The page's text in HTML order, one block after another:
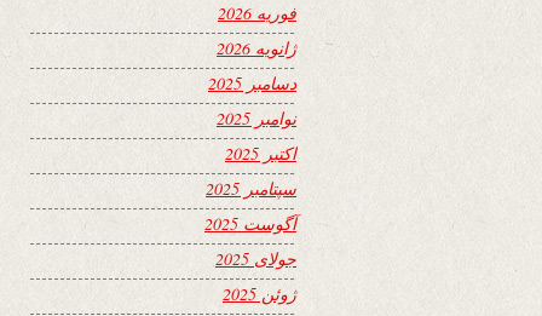
فوریه 2026
ژانویه 2026
دسامبر 2025
نوامبر 2025
اکتبر 2025
سپتامبر 2025
آگوست 2025
جولای 2025
ژوئن 2025